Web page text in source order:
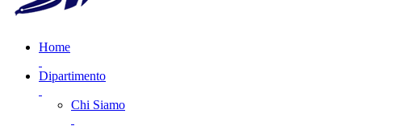
Home
Dipartimento
Chi Siamo